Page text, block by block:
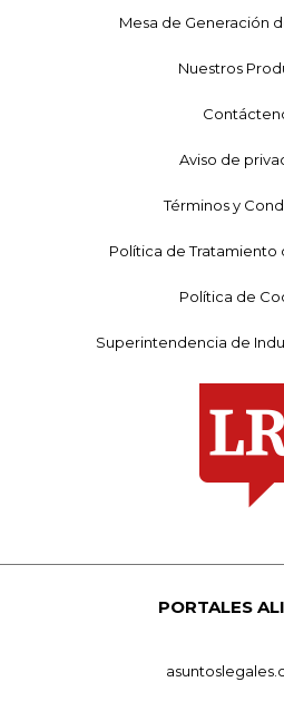
Mesa de Generación
Nuestros
Aviso de
Términos y
Política de Tratamiento
Política de
Superintendencia de
PORTALES